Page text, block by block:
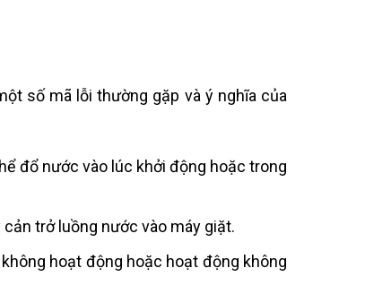
số mã lỗi thường gặp và ý nghĩa của
đổ nước vào lúc khởi động hoặc trong
trở luồng nước vào máy giặt.
hoạt động hoặc hoạt động không